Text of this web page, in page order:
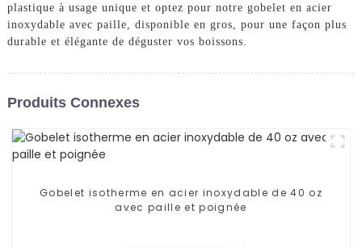
plastique à usage unique et optez pour notre gobelet en acier
inoxydable avec paille, disponible en gros, pour une façon plus
durable et élégante de déguster vos boissons.
Produits Connexes
Gobelet isotherme en acier inoxydable de 40 oz
avec paille et poignée